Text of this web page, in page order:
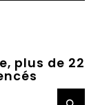
plus de 22